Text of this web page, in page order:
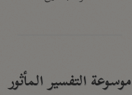
موسوعة التفسير المأثور